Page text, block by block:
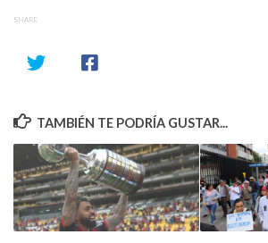
SHARE
TAMBIÉN TE PODRÍA GUSTAR...